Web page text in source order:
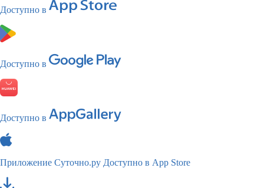
Доступно в
Доступно в
Доступно в
Приложение Суточно.ру Доступно в App Store